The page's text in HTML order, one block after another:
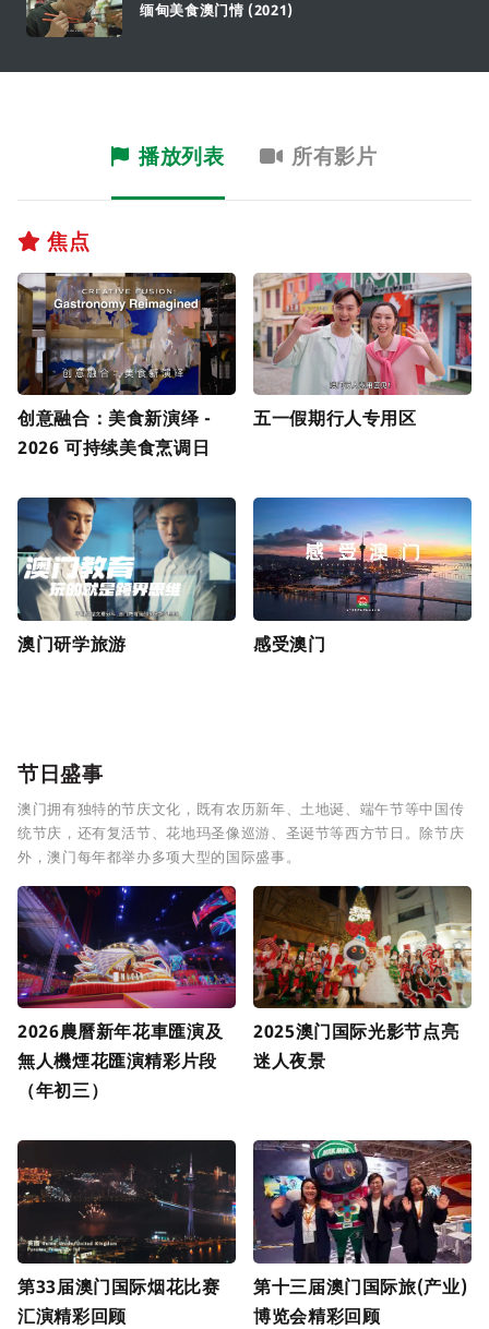
缅甸美食澳门情 (2021)
播放列表 所有影片
焦点
创意融合：美食新演绎 -
2026 可持续美食烹调日
五一假期行人专用区
澳门研学旅游 感受澳门
节日盛事
澳门拥有独特的节庆文化，既有农历新年、土地诞、端午节等中国传
统节庆，还有复活节、花地玛圣像巡游、圣诞节等西方节日。除节庆
外，澳门每年都举办多项大型的国际盛事。
2026農曆新年花車匯演及
無人機煙花匯演精彩片段
（年初三）
2025澳门国际光影节点亮
迷人夜景
第33届澳门国际烟花比赛
汇演精彩回顾
第十三届澳门国际旅(产业)
博览会精彩回顾